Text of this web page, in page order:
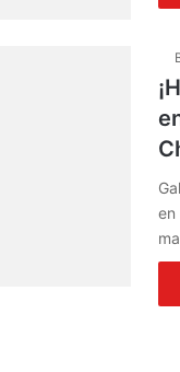
en